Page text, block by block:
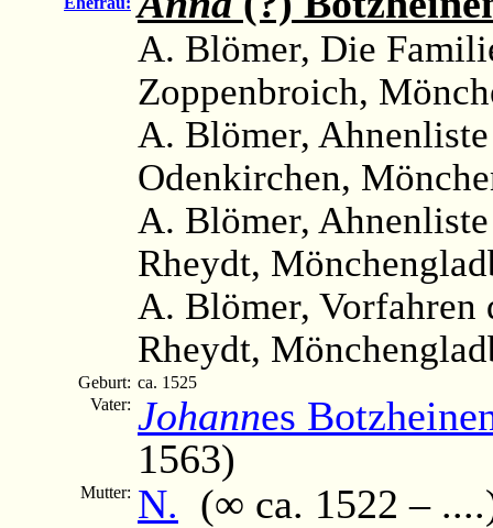
A. Blömer, Die
Zoppenbroich,
A. Blömer,
Odenkirchen,
A. Blömer,
Rheydt,
A. Blömer, Vorfahren
Rheydt,
Geburt: ca. 1525
Vater: Johannes
1563)
Mutter: N. (∞ ca. 1522 –